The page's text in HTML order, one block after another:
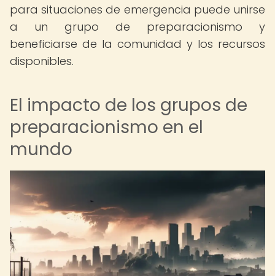
para situaciones de emergencia puede unirse
a un grupo de preparacionismo y
beneficiarse de la comunidad y los recursos
disponibles.
El impacto de los grupos de
preparacionismo en el
mundo